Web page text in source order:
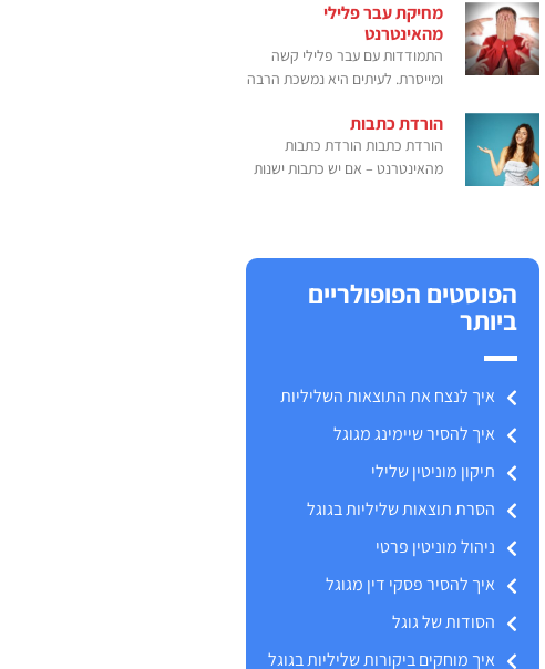
מחיקת עבר פלילי
מהאינטרנט
התמודדות עם עבר פלילי קשה
ומייסרת. לעיתים היא נמשכת הרבה
הורדת כתבות
הורדת כתבות הורדת כתבות
מהאינטרנט – אם יש כתבות ישנות
הפוסטים הפופולריים
ביותר
איך לנצח את התוצאות השליליות
איך להסיר שיימינג מגוגל
תיקון מוניטין שלילי
הסרת תוצאות שליליות בגוגל
ניהול מוניטין פרטי
איך להסיר פסקי דין מגוגל
הסודות של גוגל
איך מוחקים ביקורות שליליות בגוגל